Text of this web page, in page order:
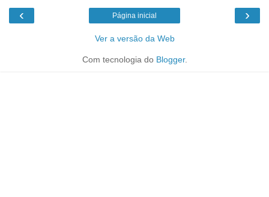
‹ ›
Página inicial
Ver a versão da Web
Com tecnologia do Blogger.